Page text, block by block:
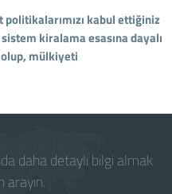
kabul ettiğiniz
kiralama esasına dayalı
mülkiyeti
daha detaylı bilgi almak
arayın.